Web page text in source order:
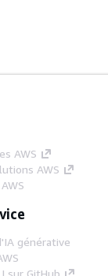
AWS
AWS
générative
sur GitHub